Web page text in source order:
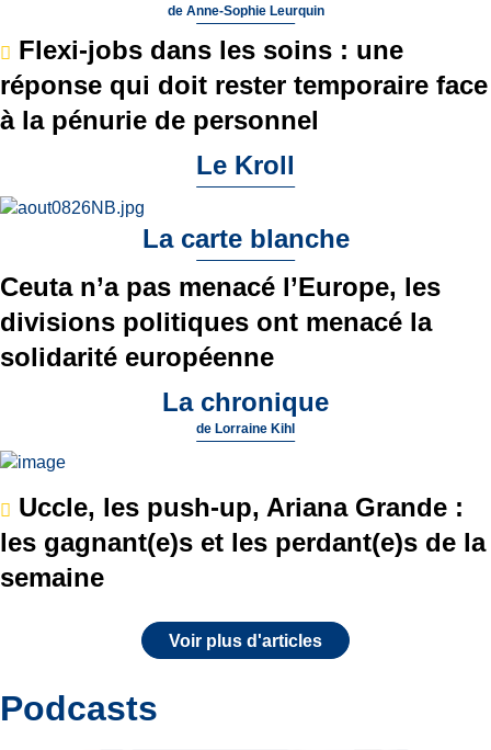
de Anne-Sophie Leurquin
Flexi-jobs dans les soins : une
réponse qui doit rester temporaire face
à la pénurie de personnel
Le Kroll
La carte blanche
Ceuta n’a pas menacé l’Europe, les
divisions politiques ont menacé la
solidarité européenne
La chronique
de Lorraine Kihl
Uccle, les push-up, Ariana Grande :
les gagnant(e)s et les perdant(e)s de la
semaine
Voir plus d'articles
Podcasts